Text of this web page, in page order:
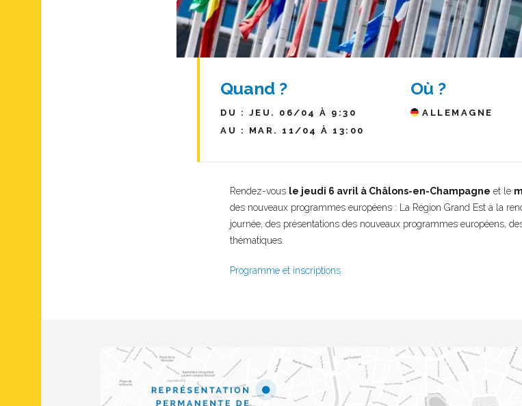
Quand ?
DU : JEU. 06/04 À 9:30
AU : MAR. 11/04 À 13:00
Où ?
ALLEMAGNE
Rendez-vous le jeudi 6 avril à Châlons-en-Champagne et le
des nouveaux programmes européens : La Région Grand Est à la
journée, des présentations des nouveaux programmes européens,
thématiques.
Programme et inscriptions